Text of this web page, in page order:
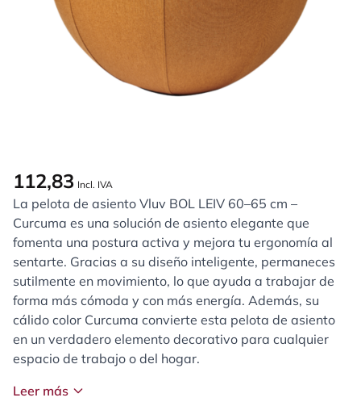
112,83 Incl. IVA
La pelota de asiento Vluv BOL LEIV 60–65 cm –
Curcuma es una solución de asiento elegante que
fomenta una postura activa y mejora tu ergonomía al
sentarte. Gracias a su diseño inteligente, permaneces
sutilmente en movimiento, lo que ayuda a trabajar de
forma más cómoda y con más energía. Además, su
cálido color Curcuma convierte esta pelota de asiento
en un verdadero elemento decorativo para cualquier
espacio de trabajo o del hogar.
Leer más